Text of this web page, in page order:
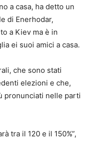
a casa, ha detto un
di Enerhodar,
a Kiev ma è in
ei suoi amici a casa.
che sono stati
elezioni e che,
pronunciati nelle parti
tra il 120 e il 150%”,